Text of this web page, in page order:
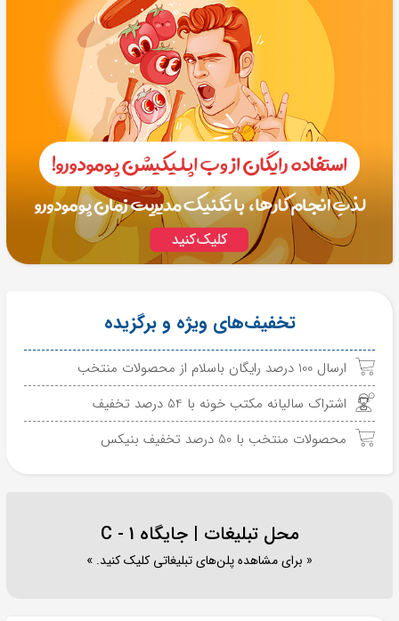
تخفیف‌های ویژه و برگزیده
ارسال 100 درصد رایگان باسلام از محصولات منتخب
اشتراک سالیانه مکتب خونه با 54 درصد تخفیف
محصولات منتخب با 50 درصد تخفیف بنیکس
محل تبلیغات | جایگاه C - 1
« برای مشاهده پلن‌های تبلیغاتی کلیک کنید. »